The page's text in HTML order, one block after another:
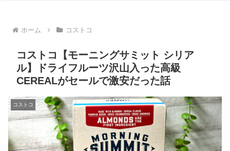
ホーム コストコ
コストコ【モーニングサミット シリア
ル】ドライフルーツ沢山入った高級
CEREALがセールで激安だった話
コストコ